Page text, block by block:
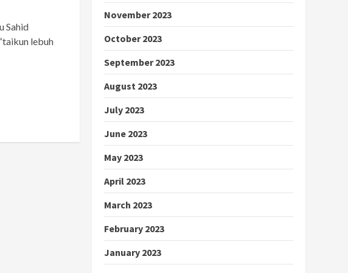
Sahid
lebuh
November 2023
October 2023
September 2023
August 2023
July 2023
June 2023
May 2023
April 2023
March 2023
February 2023
January 2023